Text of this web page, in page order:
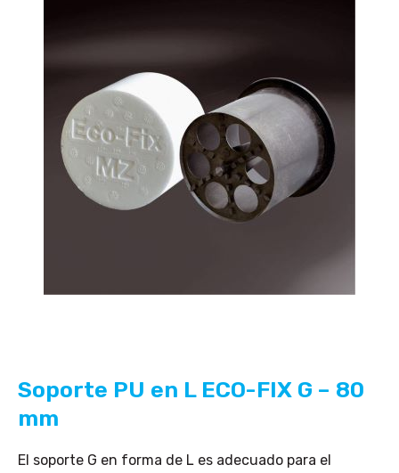
Soporte PU en L ECO-FIX G – 80
mm
El soporte G en forma de L es adecuado para el